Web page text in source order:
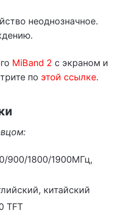
неоднозначное.
MiBand 2 с экраном и
по этой ссылке.
900/1800/1900МГц,
китайский
TFT